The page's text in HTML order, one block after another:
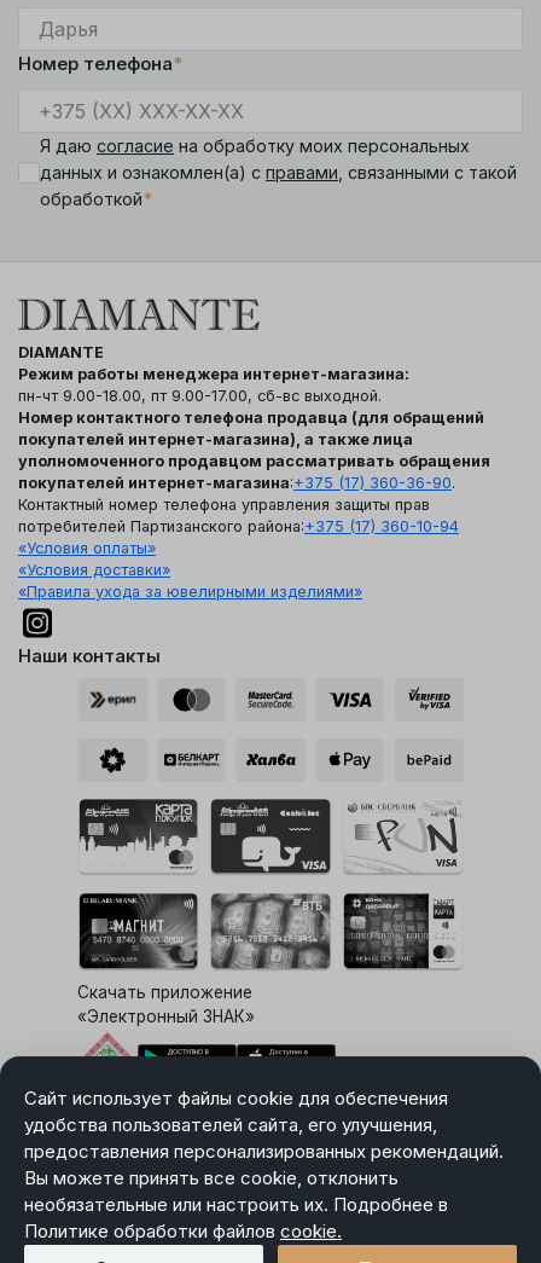
Сайт использует файлы cookie для обеспечения
удобства пользователей сайта, его улучшения,
предоставления персонализированных рекомендаций.
Вы можете принять все cookie, отклонить
необязательные или настроить их. Подробнее в
Политике обработки файлов cookie.
Номер телефона*
Я даю согласие на обработку моих персональных
данных и ознакомлен(а) с правами , связанными с такой
обработкой*
DIAMANTE
Режим работы менеджера интернет-магазина:
пн-чт 9.00-18.00, пт 9.00-17.00, сб-вс выходной.
Номер контактного телефона продавца (для обращений
покупателей интернет-магазина), а также лица
уполномоченного продавцом рассматривать обращения
покупателей интернет-магазина:+375 (17) 360-36-90.
Контактный номер телефона управления защиты прав
потребителей Партизанского района:+375 (17) 360-10-94
«Условия оплаты»
«Условия доставки»
«Правила ухода за ювелирными изделиями»
Наши контакты
Скачать приложение
«Электронный ЗНАК»
Выбор настроек Cookie
Карта сайта
Политика в отношении обработки персональных данных
Пользовательское соглашение